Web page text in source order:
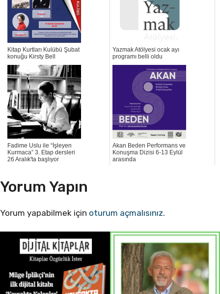
Kitap Kurtları Kulübü Şubat
konuğu Kirsty Bell
Yazmak Atölyesi ocak ayı
programı belli oldu
Fadime Uslu ile “İşleyen
Kurmaca” 3. Etap dersleri
26 Aralık'ta başlıyor
Akan Beden Performans ve
Konuşma Dizisi 6-13 Eylül
arasında
Yorum Yapın
Yorum yapabilmek için oturum açmalısınız.